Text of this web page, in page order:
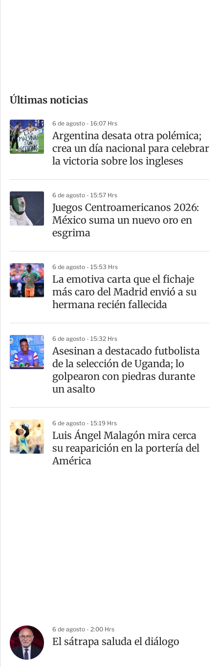
m
a
r
t
Últimas noticias
6 de agosto - 16:07 Hrs
Argentina desata otra polémica;
crea un día nacional para celebrar
la victoria sobre los ingleses
6 de agosto - 15:57 Hrs
Juegos Centroamericanos 2026:
México suma un nuevo oro en
esgrima
6 de agosto - 15:53 Hrs
La emotiva carta que el fichaje
más caro del Madrid envió a su
hermana recién fallecida
6 de agosto - 15:32 Hrs
Asesinan a destacado futbolista
de la selección de Uganda; lo
golpearon con piedras durante
un asalto
6 de agosto - 15:19 Hrs
Luis Ángel Malagón mira cerca
su reaparición en la portería del
América
6 de agosto - 2:00 Hrs
El sátrapa saluda el diálogo